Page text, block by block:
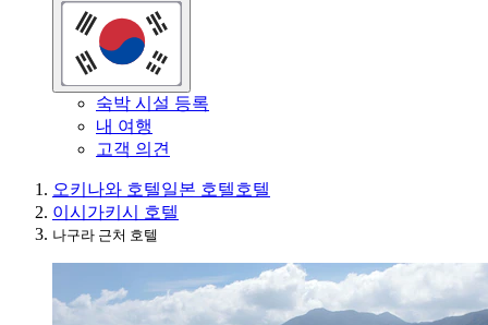
숙박 시설 등록
내 여행
고객 의견
오키나와 호텔일본 호텔호텔
이시가키시 호텔
나구라 근처 호텔